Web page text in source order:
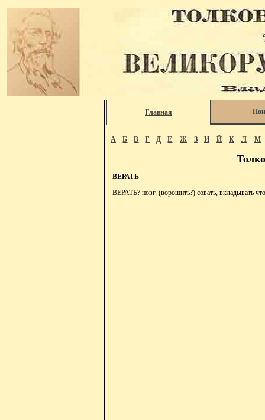
Главная
А Б В Г Д Е Ж З И Й К Л М
ВЕРАТЬ
ВЕРАТЬ? новг. (ворошить?) совать, вкладывать